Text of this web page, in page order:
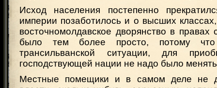
Исход населения постепенно
империи позаботилось и о высших
восточномолдавское дворянство в правах
было тем более просто, потому
трансильванской ситуации, для
господствующей нации не надо было
Местные помещики и в самом деле не